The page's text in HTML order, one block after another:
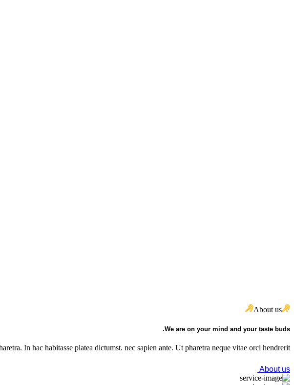
About us
We are on your mind and your taste buds.
In hac habitasse platea dictumst. nec sapien ante. Ut pharetra neque vitae orci hendrerit.
About us